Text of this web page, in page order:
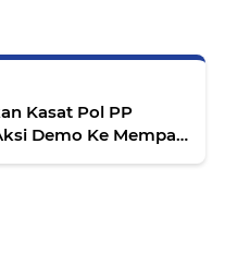
Kasat Pol PP
Demo Ke Mempan